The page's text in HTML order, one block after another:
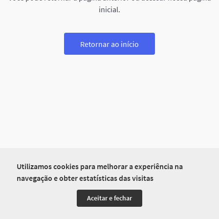
Utilizamos cookies para melhorar a experiência na
navegação e obter estatísticas das visitas
Aceitar e fechar
inicial.
Retornar ao início